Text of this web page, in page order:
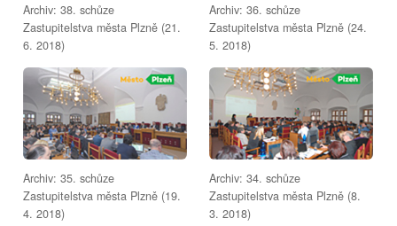
Archiv: 38. schůze
Zastupitelstva města Plzně (21.
6. 2018)
Archiv: 36. schůze
Zastupitelstva města Plzně (24.
5. 2018)
Archiv: 35. schůze
Zastupitelstva města Plzně (19.
4. 2018)
Archiv: 34. schůze
Zastupitelstva města Plzně (8.
3. 2018)